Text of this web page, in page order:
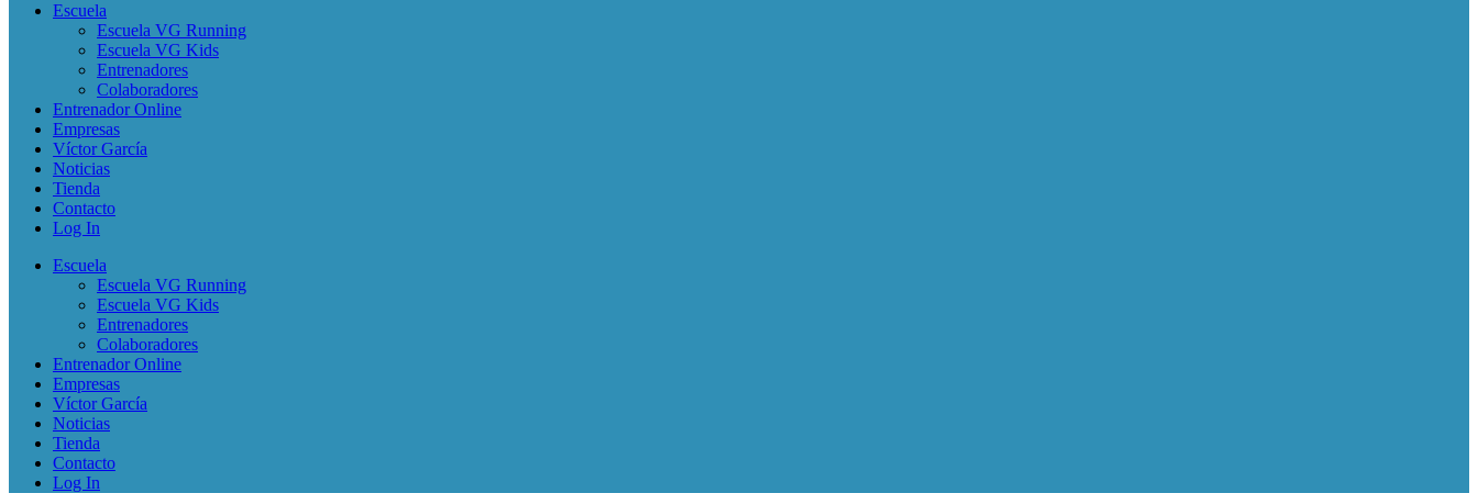
Escuela
Escuela VG Running
Escuela VG Kids
Entrenadores
Colaboradores
Entrenador Online
Empresas
Víctor García
Noticias
Tienda
Contacto
Log In
Escuela
Escuela VG Running
Escuela VG Kids
Entrenadores
Colaboradores
Entrenador Online
Empresas
Víctor García
Noticias
Tienda
Contacto
Log In